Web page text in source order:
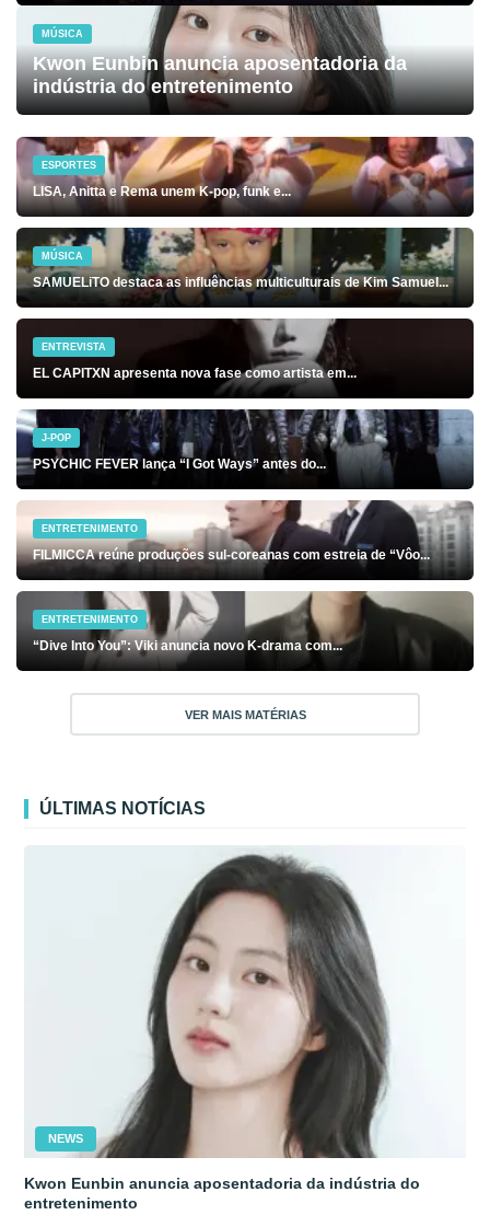
MÚSICA
Kwon Eunbin anuncia aposentadoria da
indústria do entretenimento
ESPORTES
LISA, Anitta e Rema unem K-pop, funk e...
MÚSICA
SAMUELiTO destaca as influências multiculturais de Kim Samuel...
ENTREVISTA
EL CAPITXN apresenta nova fase como artista em...
J-POP
PSYCHIC FEVER lança “I Got Ways” antes do...
ENTRETENIMENTO
FILMICCA reúne produções sul-coreanas com estreia de “Vôo...
ENTRETENIMENTO
“Dive Into You”: Viki anuncia novo K-drama com...
VER MAIS MATÉRIAS
ÚLTIMAS NOTÍCIAS
NEWS
Kwon Eunbin anuncia aposentadoria da indústria do
entretenimento